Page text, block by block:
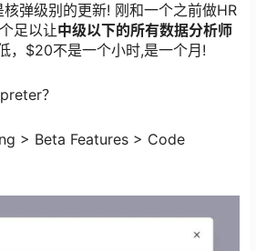
核弹级别的更新! 刚和一个之前做HR
足以让中级以下的所有数据分析师
，$20不是一个小时,是一个月!
？
> Beta Features > Code